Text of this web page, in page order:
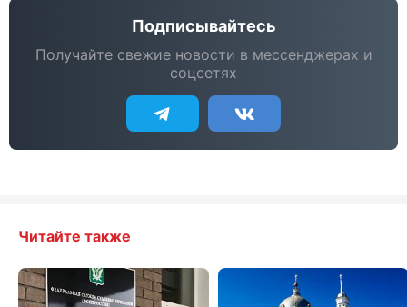
Подписывайтесь
Получайте свежие новости в мессенджерах и
соцсетях
Читайте также